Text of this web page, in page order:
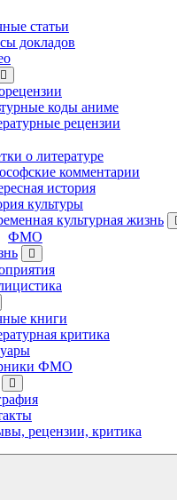
статьи
докладов
коды аниме
рецензии
о литературе
комментарии
история
культуры
культурная жизнь
ФМО
книги
критика
ФМО
рецензии, критика